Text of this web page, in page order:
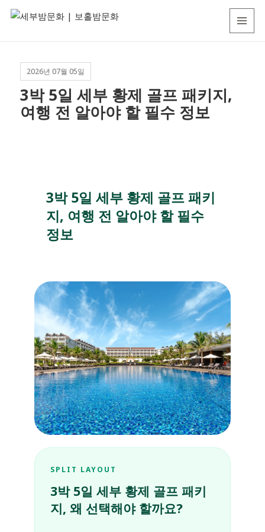
밤
문
화
2026년 07월 05일
3박 5일 세부 황제 골프 패키지,
여행 전 알아야 할 필수 정보
3박 5일 세부 황제 골프 패키
지, 여행 전 알아야 할 필수
정보
SPLIT LAYOUT
3박 5일 세부 황제 골프 패키
지, 왜 선택해야 할까요?